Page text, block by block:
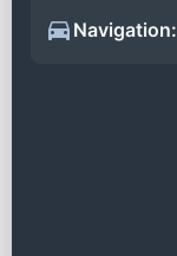
Navigation: